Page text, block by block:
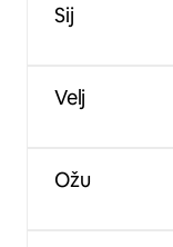
Sij
Velj
Ožu